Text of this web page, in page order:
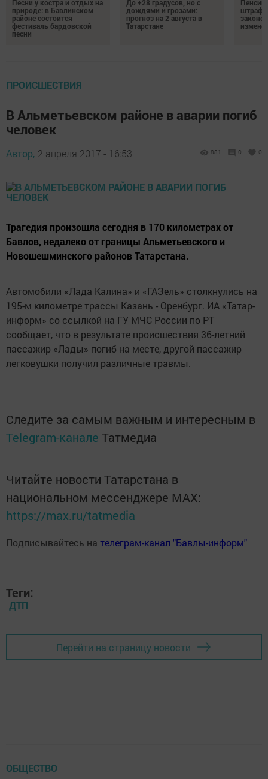
Песни у костра и отдых на
природе: в Бавлинском
районе состоится
фестиваль бардовской
песни
До +28 градусов, но с
дождями и грозами:
прогноз на 2 августа в
Татарстане
ПРОИСШЕСТВИЯ
В Альметьевском районе в аварии погиб
человек
Автор, 2 апреля 2017 - 16:53 881 0 0
Трагедия произошла сегодня в 170 километрах от
Бавлов, недалеко от границы Альметьевского и
Новошешминского районов Татарстана.
Автомобили «Лада Калина» и «ГАЗель» столкнулись на
195-м километре трассы Казань - Оренбург. ИА «Татар-
информ» со ссылкой на ГУ МЧС России по РТ
сообщает, что в результате происшествия 36-летний
пассажир «Лады» погиб на месте, другой пассажир
легковушки получил различные травмы.
Следите за самым важным и интересным в
Telegram-канале Татмедиа
Читайте новости Татарстана в
национальном мессенджере MАХ:
https://max.ru/tatmedia
Подписывайтесь на телеграм-канал "Бавлы-информ"
Теги:
ДТП
Перейти на страницу новости
ОБЩЕСТВО